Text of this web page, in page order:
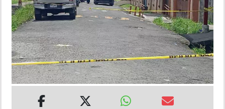
DEPORTES
MUNDO
INSÓLITAS
MULTIMEDIA